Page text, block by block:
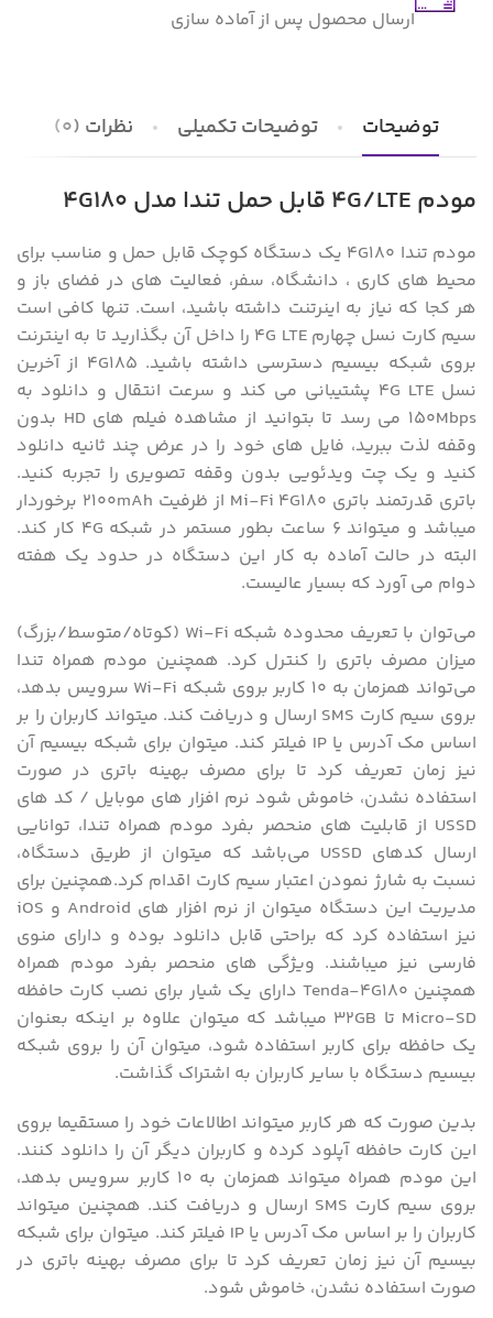
ارسال محصول پس از آماده سازی
توضیحات توضیحات تکمیلی نظرات (0)
مودم 4G/LTE قابل حمل تندا مدل 4G180
مودم تندا 4G180 یک دستگاه کوچک قابل حمل و مناسب برای
محیط های کاری ، دانشگاه، سفر، فعالیت های در فضای باز و
هر کجا که نیاز به اینرتنت داشته باشید، است. تنها کافی است
سیم کارت نسل چهارم 4G LTE را داخل آن بگذارید تا به اینترنت
بروی شبکه بیسیم دسترسی داشته باشید. 4G185 از آخرین
نسل 4G LTE پشتیبانی می کند و سرعت انتقال و دانلود به
150Mbps می رسد تا بتوانید از مشاهده فیلم های HD بدون
وقفه لذت ببرید، فایل های خود را در عرض چند ثانیه دانلود
کنید و یک چت ویدئویی بدون وقفه تصویری را تجربه کنید.
باتری قدرتمند باتری Mi-Fi 4G180 از ظرفیت 2100mAh برخوردار
میباشد و میتواند 6 ساعت بطور مستمر در شبکه 4G کار کند.
البته در حالت آماده به کار این دستگاه در حدود یک هفته
دوام می آورد که بسیار عالیست.
می‌توان با تعریف محدوده شبکه Wi-Fi (کوتاه/متوسط/بزرگ)
میزان مصرف باتری را کنترل کرد. همچنین مودم همراه تندا
می‌تواند همزمان به 10 کاربر بروی شبکه Wi-Fi سرویس بدهد،
بروی سیم کارت SMS ارسال و دریافت کند. میتواند کاربران را بر
اساس مک آدرس یا IP فیلتر کند. میتوان برای شبکه بیسیم آن
نیز زمان تعریف کرد تا برای مصرف بهینه باتری در صورت
استفاده نشدن، خاموش شود نرم افزار های موبایل / کد های
USSD از قابلیت های منحصر بفرد مودم همراه تندا، توانایی
ارسال کدهای USSD می‌باشد که میتوان از طریق دستگاه،
نسبت به شارژ نمودن اعتبار سیم کارت اقدام کرد.همچنین برای
مدیریت این دستگاه میتوان از نرم افزار های Android و iOS
نیز استفاده کرد که براحتی قابل دانلود بوده و دارای منوی
فارسی نیز میباشند. ویژگی های منحصر بفرد مودم همراه
همچنین Tenda-4G180 دارای یک شیار برای نصب کارت حافظه
Micro-SD تا 32GB میباشد که میتوان علاوه بر اینکه بعنوان
یک حافظه برای کاربر استفاده شود، میتوان آن را بروی شبکه
بیسیم دستگاه با سایر کاربران به اشتراک گذاشت.
بدین صورت که هر کاربر میتواند اطالاعات خود را مستقیما بروی
این کارت حافظه آپلود کرده و کاربران دیگر آن را دانلود کنند.
این مودم همراه میتواند همزمان به 10 کاربر سرویس بدهد،
بروی سیم کارت SMS ارسال و دریافت کند. همچنین میتواند
کاربران را بر اساس مک آدرس یا IP فیلتر کند. میتوان برای شبکه
بیسیم آن نیز زمان تعریف کرد تا برای مصرف بهینه باتری در
صورت استفاده نشدن، خاموش شود.